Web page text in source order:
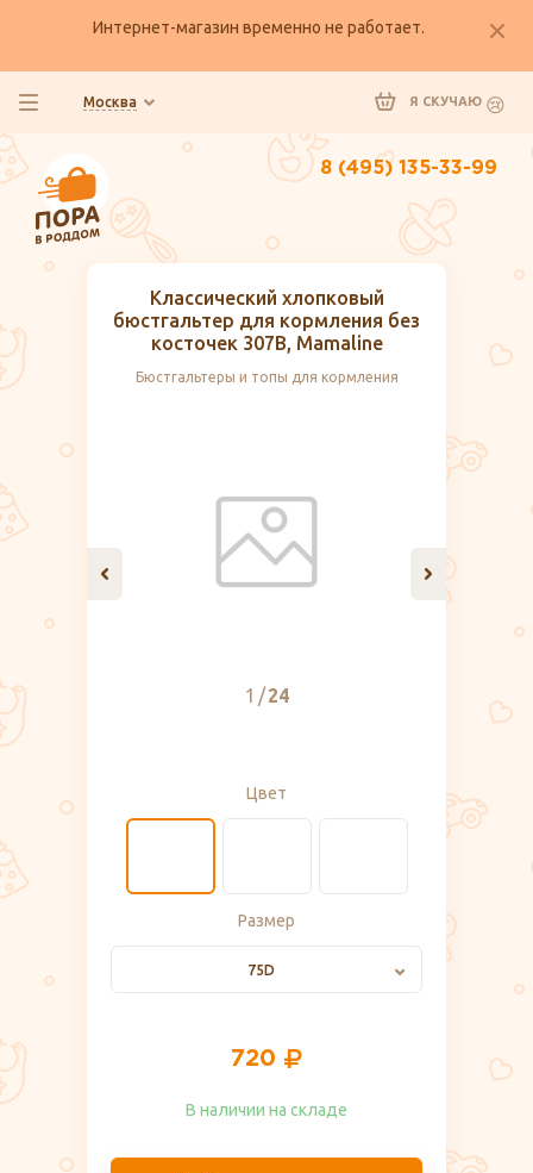
Интернет-магазин временно не работает.
Москва Я СКУЧАЮ
8 (495) 135-33-99
Классический хлопковый
бюстгальтер для кормления без
косточек 307B, Mamaline
Бюстгальтеры и топы для кормления
1 24
Цвет
Размер
75D
720
В наличии на складе​